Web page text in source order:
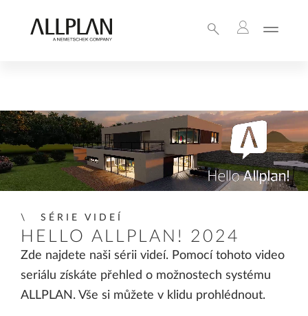
SÉRIE VIDEÍ
HELLO ALLPLAN! 2024
Zde najdete naši sérii videí. Pomocí tohoto video
seriálu získáte přehled o možnostech systému
ALLPLAN. Vše si můžete v klidu prohlédnout.